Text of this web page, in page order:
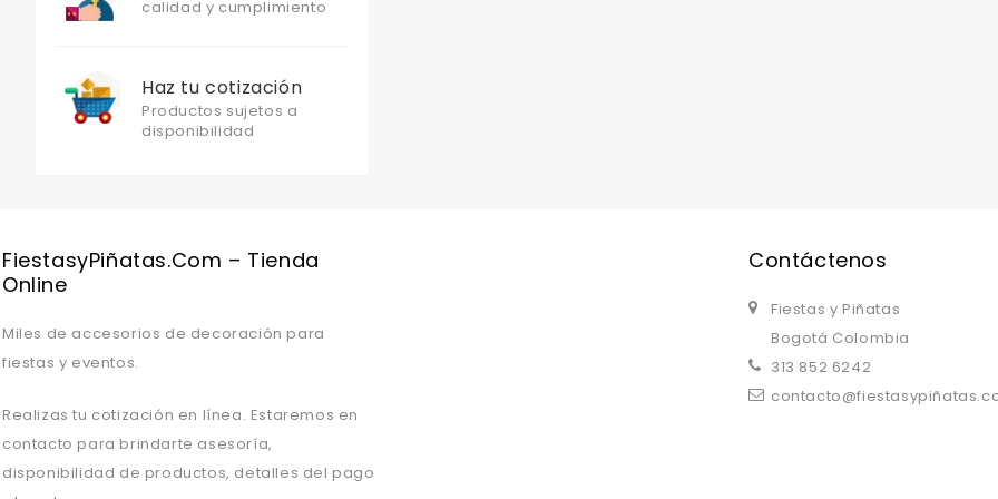
calidad y cumplimiento
Haz tu cotización
Productos sujetos a
disponibilidad
FiestasyPiñatas.com – Tienda
Online
Miles de accesorios de decoración para
fiestas y eventos.
Realizas tu cotización en línea. Estaremos en
contacto para brindarte asesoría,
disponibilidad de productos, detalles del pago
Contáctenos
Fiestas y Piñatas
Bogotá Colombia
313 852 6242